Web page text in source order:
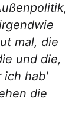
mal, die
und die,
ich hab'
die